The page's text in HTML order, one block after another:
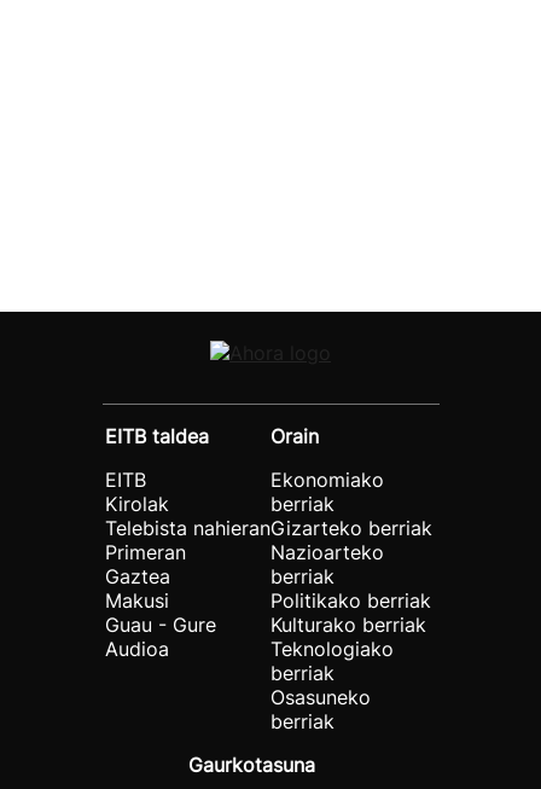
EITB taldea
EITB
Kirolak
Telebista nahieran
Primeran
Gaztea
Makusi
Guau - Gure
Audioa
Orain
Ekonomiako
berriak
Gizarteko berriak
Nazioarteko
berriak
Politikako berriak
Kulturako berriak
Teknologiako
berriak
Osasuneko
berriak
Gaurkotasuna